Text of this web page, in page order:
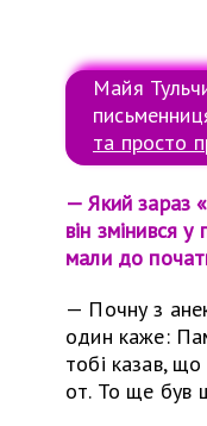
Майя
та просто
— Який зараз
він змінився
мали до
— Почну з
один каже:
тобі казав,
от. То ще був